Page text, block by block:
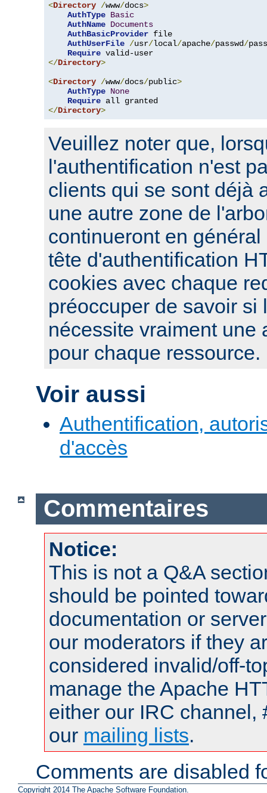
<Directory /www/docs>
AuthType Basic
AuthName Documents
AuthBasicProvider file
AuthUserFile /usr/local/apache/passwd/
Require
</Directory>
<Directory /www/docs/public>
AuthType None
Require
</Directory>
Veuillez noter que,
l'authentification n'est
clients qui se sont déjà
une autre zone de
continueront en
tête d'authentification
cookies avec chaque
préoccuper de savoir si
nécessite vraiment une
pour chaque ressource.
Voir aussi
Authentification,
d'accès
Commentaires
Notice:
This is not a Q&A
should be pointed
documentation or
our moderators if they
considered invalid/off-
manage the Apache
either our IRC channel,
our mailing lists.
Comments are disabled
Copyright 2014 The Apache Software Foundation.